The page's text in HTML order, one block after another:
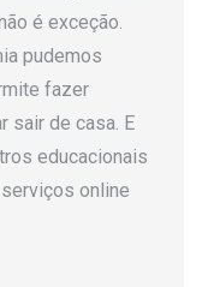
é exceção.
pudemos
fazer
sair de casa. E
educacionais
online